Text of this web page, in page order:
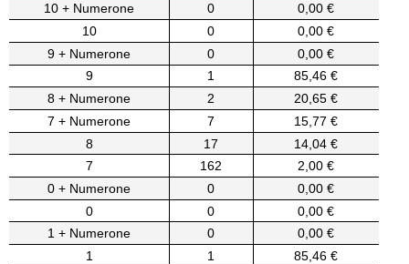
10 + Numerone
0
0,00 €
10
0
0,00 €
9 + Numerone
0
0,00 €
9
1
85,46 €
8 + Numerone
2
20,65 €
7 + Numerone
7
15,77 €
8
17
14,04 €
7
162
2,00 €
0 + Numerone
0
0,00 €
0
0
0,00 €
1 + Numerone
0
0,00 €
1
1
85,46 €